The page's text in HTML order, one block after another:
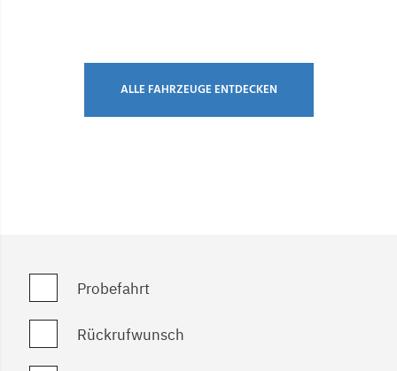
ALLE FAHRZEUGE ENTDECKEN
Probefahrt
Rückrufwunsch